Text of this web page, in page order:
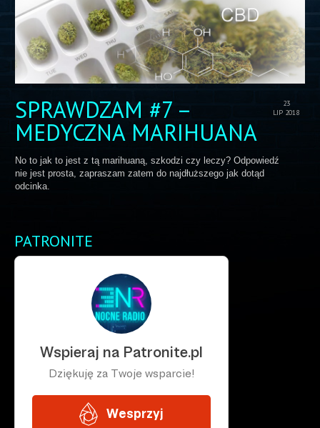
ARCHIWUM
KONTAKT
LOGOWANIE
23
LIP 2018
SPRAWDZAM #7 –
MEDYCZNA MARIHUANA
No to jak to jest z tą marihuaną, szkodzi czy leczy? Odpowiedź
nie jest prosta, zapraszam zatem do najdłuższego jak dotąd
odcinka.
PATRONITE